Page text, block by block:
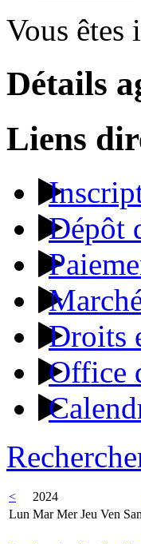
Vous êtes
Détails
Liens
Dépôt
Droits
Office
< 2024
Lun Mar Mer Jeu Ven